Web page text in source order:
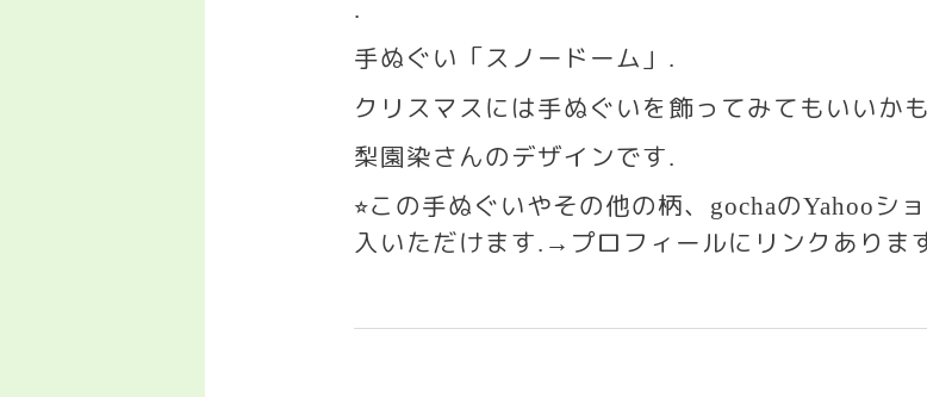
.
手ぬぐい「スノードーム」 .
クリスマスには手ぬぐいを飾ってみてもいいかも
梨園染さんのデザインです.
⭐︎この手ぬぐいやその他の柄、 gochaのYahoo シ
入いただけます.→ プロフィールにリンクありま